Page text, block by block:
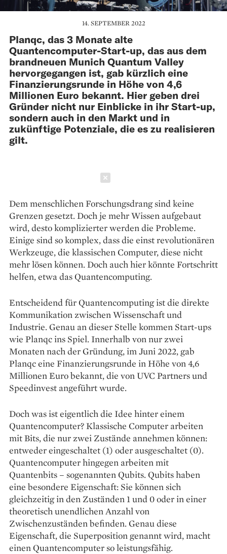
14. SEPTEMBER 2022
Planqc, das 3 Monate alte
Quantencomputer-Start-up, das aus dem
brandneuen Munich Quantum Valley
hervorgegangen ist, gab kürzlich eine
Finanzierungsrunde in Höhe von 4,6
Millionen Euro bekannt. Hier geben drei
Gründer nicht nur Einblicke in ihr Start-up,
sondern auch in den Markt und in
zukünftige Potenziale, die es zu realisieren
gilt.
Dem menschlichen Forschungsdrang sind keine
Grenzen gesetzt. Doch je mehr Wissen aufgebaut
wird, desto komplizierter werden die Probleme.
Einige sind so komplex, dass die einst revolutionären
Werkzeuge, die klassischen Computer, diese nicht
mehr lösen können. Doch auch hier könnte Fortschritt
helfen, etwa das Quantencomputing.
Entscheidend für Quantencomputing ist die direkte
Kommunikation zwischen Wissenschaft und
Industrie. Genau an dieser Stelle kommen Start-ups
wie Planqc ins Spiel. Innerhalb von nur zwei
Monaten nach der Gründung, im Juni 2022, gab
Planqc eine Finan­zierungsrunde in Höhe von 4,6
Millionen Euro bekannt, die von UVC Partners und
Speedinvest angeführt wurde.
Doch was ist eigentlich die Idee hinter einem
Quantencomputer? Klassische Computer arbeiten
mit Bits, die nur zwei Zustände annehmen können:
entweder eingeschaltet (1) oder ausgeschaltet (0).
Quantencomputer hingegen arbeiten mit
Quantenbits – sogenannten Qubits. Qubits haben
eine besondere Eigenschaft: Sie können sich
gleichzeitig in den Zuständen 1 und 0 oder in einer
theoretisch unendlichen Anzahl von
Zwischenzuständen befinden. Genau diese
Eigenschaft, die Superposition genannt wird, macht
einen Quantencomputer so leistungsfähig.